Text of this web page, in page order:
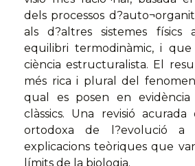
dels processos
als d?altres sistemes físics
equilibri termodinàmic, i
ciència estructuralista. El
més rica i plural del
qual es posen en evidència
clàssics. Una revisió
ortodoxa de l?evolució a
explicacions teòriques que
límits de la biologia.